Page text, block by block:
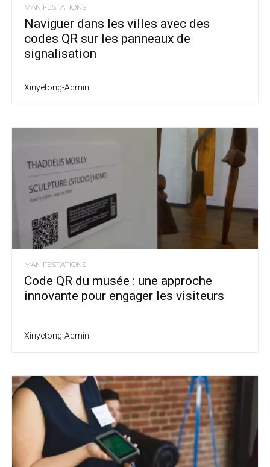
MANIFESTATIONS
Naviguer dans les villes avec des
codes QR sur les panneaux de
signalisation
Xinyetong-Admin
MANIFESTATIONS
Code QR du musée : une approche
innovante pour engager les visiteurs
Xinyetong-Admin